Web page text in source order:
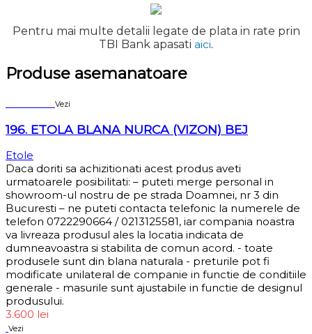
Pentru mai multe detalii legate de plata in rate prin
TBI Bank apasati aici.
Produse asemanatoare
Vezi
196. ETOLA BLANA NURCA (VIZON) BEJ
Etole
Daca doriti sa achizitionati acest produs aveti
urmatoarele posibilitati: – puteti merge personal in
showroom-ul nostru de pe strada Doamnei, nr 3 din
Bucuresti – ne puteti contacta telefonic la numerele de
telefon 0722290664 / 0213125581, iar compania noastra
va livreaza produsul ales la locatia indicata de
dumneavoastra si stabilita de comun acord. - toate
produsele sunt din blana naturala - preturile pot fi
modificate unilateral de companie in functie de conditiile
generale - masurile sunt ajustabile in functie de designul
produsului.
3.600 lei
Vezi